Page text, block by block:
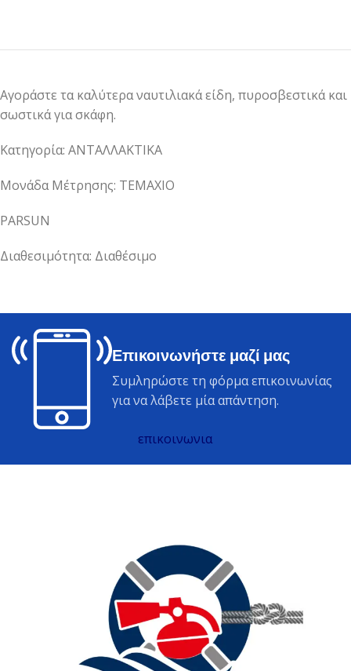
Αγοράστε τα καλύτερα ναυτιλιακά είδη, πυροσβεστικά και
σωστικά για σκάφη.
Κατηγορία: ΑΝΤΑΛΛΑΚΤΙΚΑ
Μονάδα Μέτρησης: ΤΕΜΑΧΙΟ
PARSUN
Διαθεσιμότητα: Διαθέσιμο
Επικοινωνήστε μαζί μας
Συμληρώστε τη φόρμα επικοινωνίας
για να λάβετε μία απάντηση.
επικοινωνια